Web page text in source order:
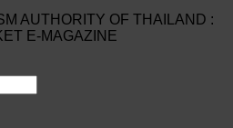
AUTHORITY OF THAILAND :
E-MAGAZINE